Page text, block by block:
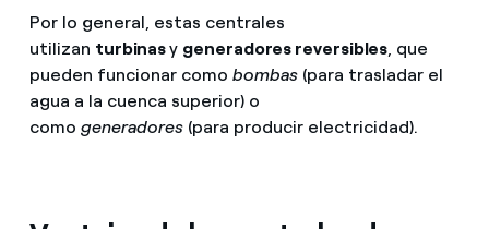
Por lo general, estas centrales
utilizan turbinasy generadores reversibles, que
pueden funcionar como bombas(para trasladar el
agua a la cuenca superior) o
como generadores(para producir electricidad).